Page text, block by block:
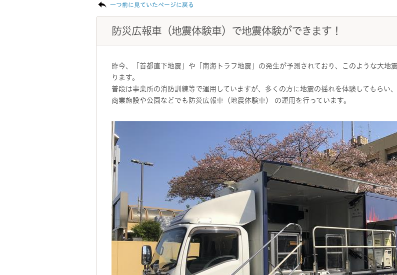
一つ前に見ていたページに戻る
防災広報車（地震体験車）で地震体験ができます！
昨今、「首都直下地震」や「南海トラフ地震」の発生が予測されており、このような大地
ります。
普段は事業所の消防訓練等で運用していますが、多くの方に地震の揺れを体験してもらい
商業施設や公園などでも防災広報車（地震体験車） の運用を行っています。